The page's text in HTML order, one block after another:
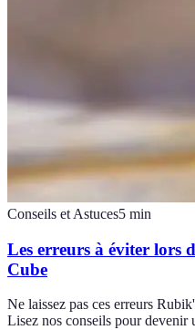
Conseils et Astuces5 min
Les erreurs à éviter lors
Cube
Ne laissez pas ces erreurs
Lisez nos conseils pour devenir